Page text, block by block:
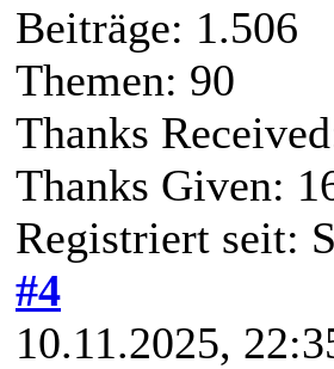
Beiträge: 1.506
Themen: 90
Thanks
Thanks Given:
Registriert seit:
#4
10.11.2025,